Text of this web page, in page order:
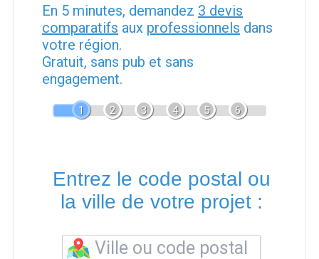
En 5 minutes, demandez 3 devis
comparatifs aux professionnels dans
votre région.
Gratuit, sans pub et sans
engagement.
1 2 3 4 5 6
Entrez le code postal ou
la ville de votre projet :